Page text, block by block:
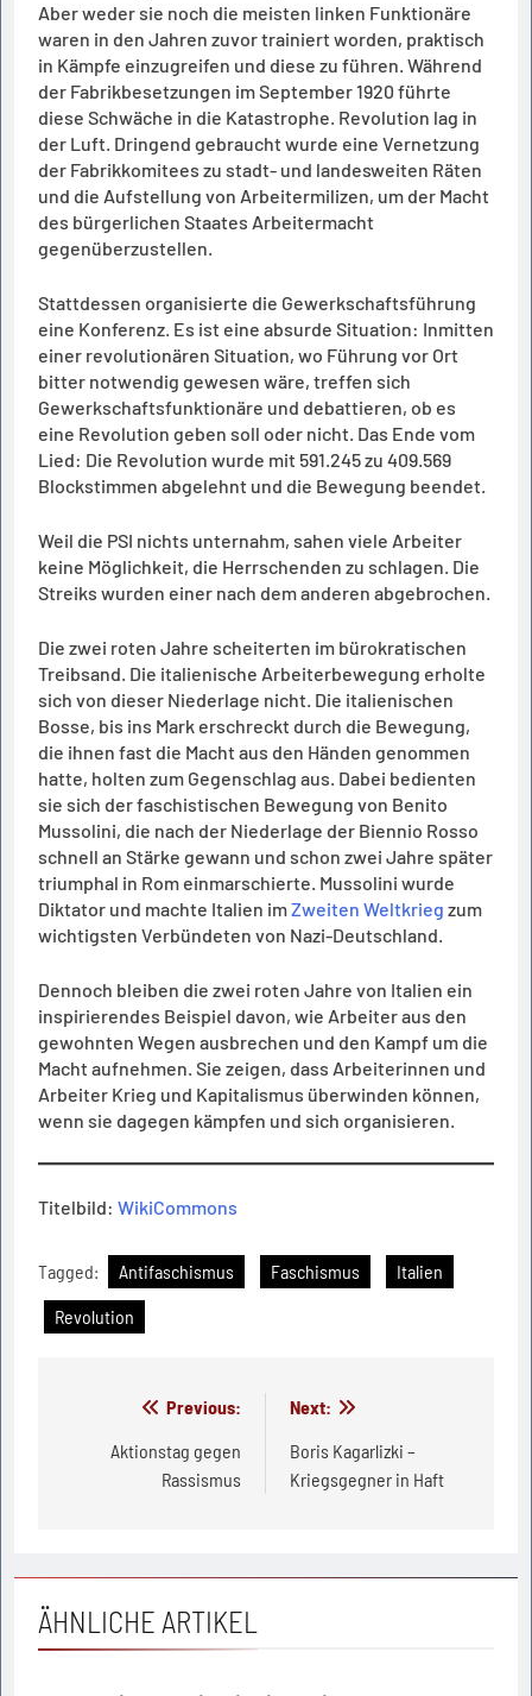
Aber weder sie noch die meisten linken Funktionäre
waren in den Jahren zuvor trainiert worden, praktisch
in Kämpfe einzugreifen und diese zu führen. Während
der Fabrikbesetzungen im September 1920 führte
diese Schwäche in die Katastrophe. Revolution lag in
der Luft. Dringend gebraucht wurde eine Vernetzung
der Fabrikkomitees zu stadt- und landesweiten Räten
und die Aufstellung von Arbeitermilizen, um der Macht
des bürgerlichen Staates Arbeitermacht
gegenüberzustellen.
Stattdessen organisierte die Gewerkschaftsführung
eine Konferenz. Es ist eine absurde Situation: Inmitten
einer revolutionären Situation, wo Führung vor Ort
bitter notwendig gewesen wäre, treffen sich
Gewerkschaftsfunktionäre und debattieren, ob es
eine Revolution geben soll oder nicht. Das Ende vom
Lied: Die Revolution wurde mit 591.245 zu 409.569
Blockstimmen abgelehnt und die Bewegung beendet.
Weil die PSI nichts unternahm, sahen viele Arbeiter
keine Möglichkeit, die Herrschenden zu schlagen. Die
Streiks wurden einer nach dem anderen abgebrochen.
Die zwei roten Jahre scheiterten im bürokratischen
Treibsand. Die italienische Arbeiterbewegung erholte
sich von dieser Niederlage nicht. Die italienischen
Bosse, bis ins Mark erschreckt durch die Bewegung,
die ihnen fast die Macht aus den Händen genommen
hatte, holten zum Gegenschlag aus. Dabei bedienten
sie sich der faschistischen Bewegung von Benito
Mussolini, die nach der Niederlage der Biennio Rosso
schnell an Stärke gewann und schon zwei Jahre später
triumphal in Rom einmarschierte. Mussolini wurde
Diktator und machte Italien imZweiten Weltkrieg zum
wichtigsten Verbündeten von Nazi-Deutschland.
Dennoch bleiben die zwei roten Jahre von Italien ein
inspirierendes Beispiel davon, wie Arbeiter aus den
gewohnten Wegen ausbrechen und den Kampf um die
Macht aufnehmen. Sie zeigen, dass Arbeiterinnen und
Arbeiter Krieg und Kapitalismus überwinden können,
wenn sie dagegen kämpfen und sich organisieren.
Titelbild: WikiCommons
Tagged: Antifaschismus Faschismus
Italien
Revolution
Beitragsnavigation
Previous:
Aktionstag gegen
Rassismus
Next:
Boris Kagarlizki –
Kriegsgegner in Haft
ÄHNLICHE ARTIKEL